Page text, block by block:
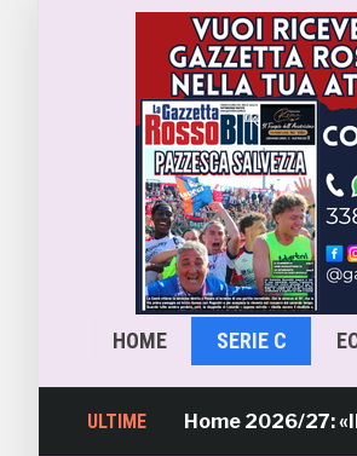
HOME SERIE C
ULTIME
la maglia Home 2026/27: «Il sale